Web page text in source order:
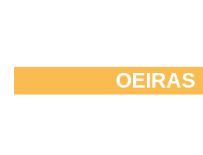
OEIRAS